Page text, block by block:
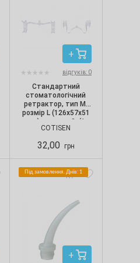
відгуків: 0
Стандартний
стоматологічний
ретрактор, тип М,
розмір L (126х57х51
мм), прозорий, (1
шт./уп.)
COTISEN
32,00 грн
Під замовлення. Днів: 1